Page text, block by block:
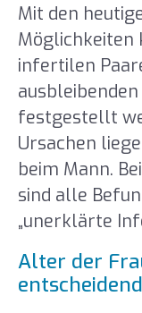
Mit den
Möglichkeiten
infertilen
festgestellt
Ursachen
beim Mann.
sind alle
„unerklärte
Alter der
entscheidend